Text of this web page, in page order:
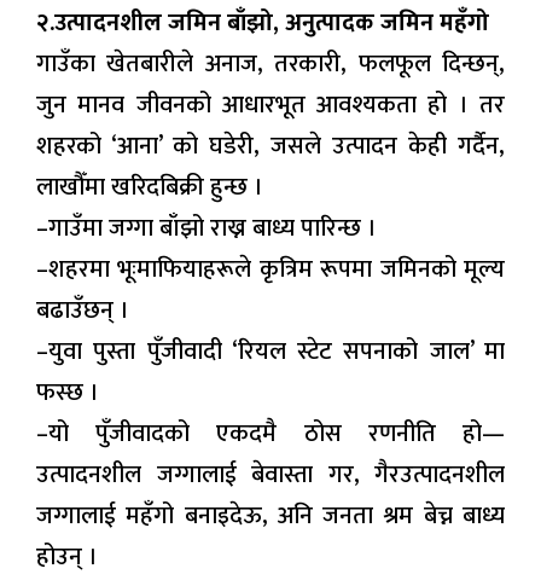
२.उत्पादनशील जमिन बाँझो, अनुत्पादक जमिन महँगो
गाउँका खेतबारीले अनाज, तरकारी, फलफूल दिन्छन्,
जुन मानव जीवनको आधारभूत आवश्यकता हो । तर
शहरको ‘आना’ को घडेरी, जसले उत्पादन केही गर्दैन,
लाखौँमा खरिदबिक्री हुन्छ ।
–गाउँमा जग्गा बाँझो राख्न बाध्य पारिन्छ ।
–शहरमा भूःमाफियाहरूले कृत्रिम रूपमा जमिनको मूल्य
बढाउँछन् ।
–युवा पुस्ता पुँजीवादी ‘रियल स्टेट सपनाको जाल’ मा
फस्छ ।
–यो पुँजीवादको एकदमै ठोस रणनीति हो—
उत्पादनशील जग्गालाई बेवास्ता गर, गैरउत्पादनशील
जग्गालाई महँगो बनाइदेऊ, अनि जनता श्रम बेच्न बाध्य
होउन् ।